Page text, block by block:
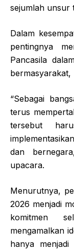
sejumlah unsur
Dalam
pentingnya
Pancasila
“Sebagai
terus
tersebut
dan
upacara.
Menurutnya,
2026 menjadi
komitmen
mengamalkan
hanya